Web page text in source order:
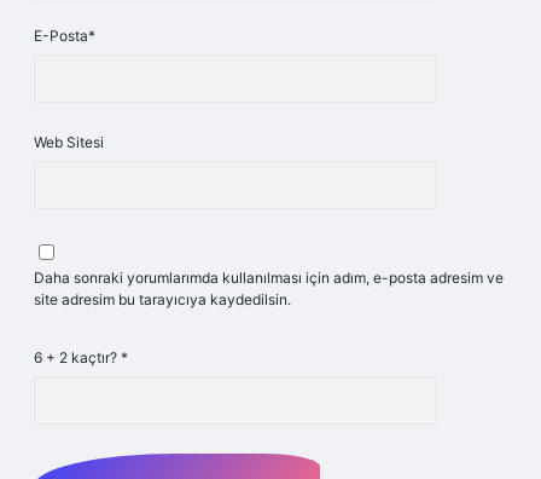
E-Posta*
Web Sitesi
Daha sonraki yorumlarımda kullanılması için adım, e-posta adresim ve
site adresim bu tarayıcıya kaydedilsin.
6 + 2 kaçtır? *